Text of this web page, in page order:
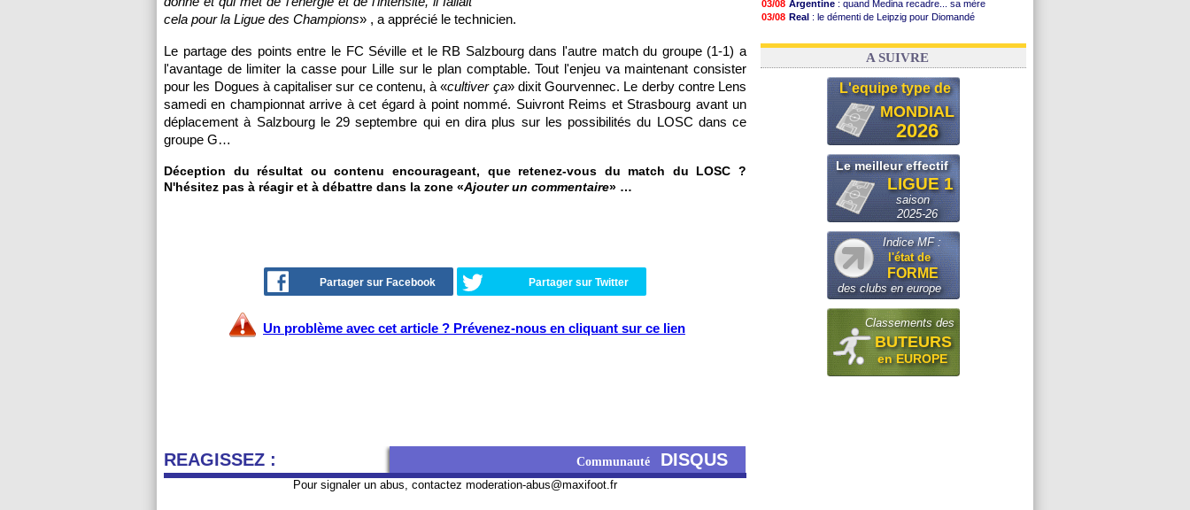
cela pour la Ligue des Champions» , a apprécié le technicien.
Le partage des points entre le FC Séville et le RB Salzbourg dans l'autre match du groupe (1-1) a
l'avantage de limiter la casse pour Lille sur le plan comptable. Tout l'enjeu va maintenant consister
pour les Dogues à capitaliser sur ce contenu, à «cultiver ça» dixit Gourvennec. Le derby contre Lens
samedi en championnat arrive à cet égard à point nommé. Suivront Reims et Strasbourg avant un
déplacement à Salzbourg le 29 septembre qui en dira plus sur les possibilités du LOSC dans ce
groupe G…
Déception du résultat ou contenu encourageant, que retenez-vous du match du LOSC ?
N'hésitez pas à réagir et à débattre dans la zone «Ajouter un commentaire» …
Partager sur Facebook Partager sur Twitter
Un problème avec cet article ? Prévenez-nous en cliquant sur ce lien
REAGISSEZ : Communauté DISQUS
Pour signaler un abus, contactez moderation-abus@maxifoot.fr
03/08 Argentine : quand Medina recadre... sa mère
03/08 Real : le démenti de Leipzig pour Diomandé
31/07 FIFA: le conseiller d'Infantino démissionne !
A SUIVRE
L'equipe type de
MONDIAL
2026
Le meilleur effectif
LIGUE 1
saison
2025-26
Indice MF :
l'état de
FORME
des clubs en europe
Classements des
BUTEURS
en EUROPE